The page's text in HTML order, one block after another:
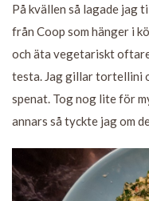
På kvällen så lagade jag
från Coop som hänger i
och äta vegetariskt
testa. Jag gillar tortellini
spenat. Tog nog lite för
annars så tyckte jag om